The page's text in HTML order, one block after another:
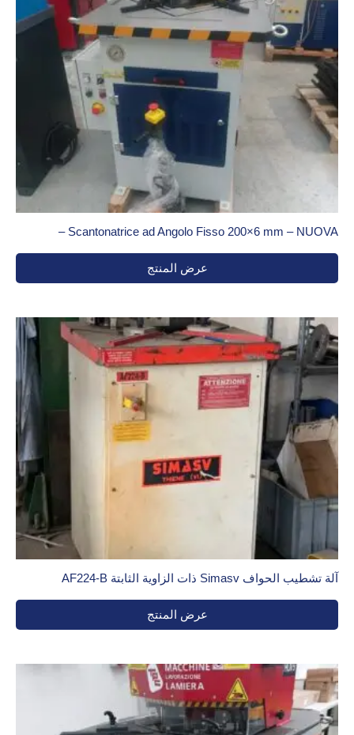
Scantonatrice ad Angolo Fisso 200×6 mm – NUOVA –
عرض المنتج
آلة تشطيب الحواف Simasv ذات الزاوية الثابتة AF224-B
عرض المنتج